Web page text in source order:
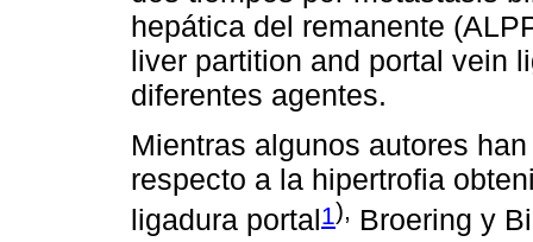
hepática del remanente
liver partition and portal vein
diferentes agentes.
Mientras algunos autores
respecto a la hipertrofia
ligadura portal1), Broering y